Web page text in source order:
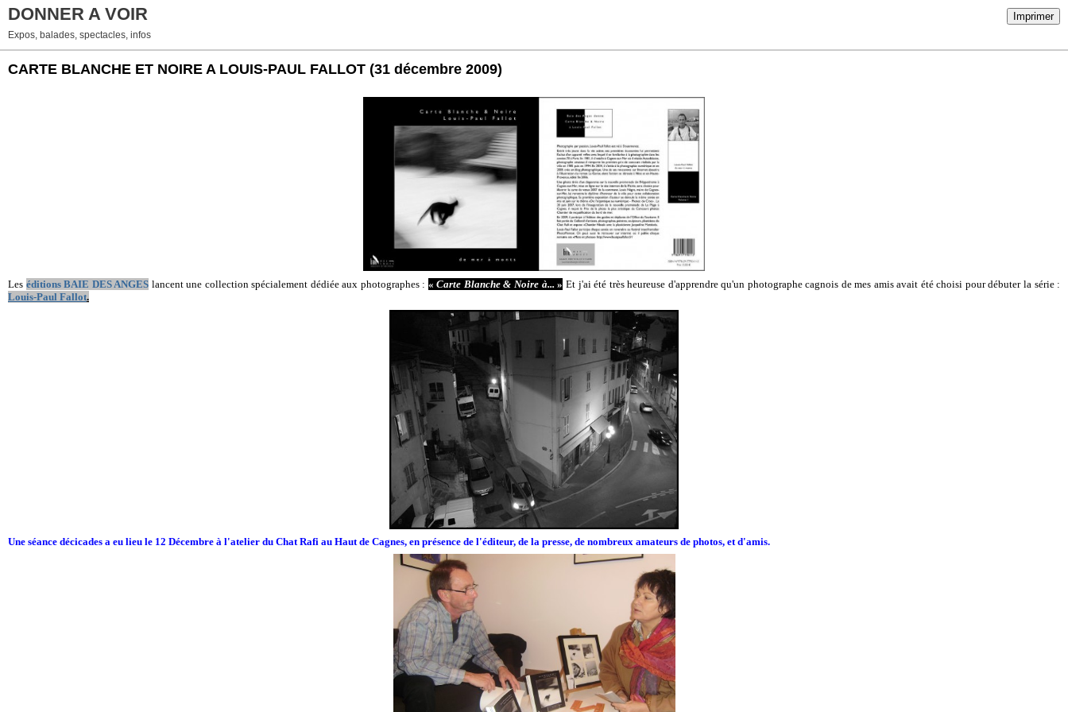
Imprimer
DONNER A VOIR
Expos, balades, spectacles, infos
CARTE BLANCHE ET NOIRE A LOUIS-PAUL FALLOT (31 décembre 2009)
Les éditions BAIE DES ANGES lancent une collection spécialement dédiée aux photographes : «Carte Blanche & Noire à... » :Et j'ai été très heureuse d'apprendre qu'un photographe cagnois de mes amis avait été choisi pour débuter la série :
Louis-Paul Fallot.
Une séance décicades a eu lieu le 12 Décembre à l'atelier du Chat Rafi au Haut de Cagnes, en présence de l'éditeur, de la presse, de nombreux amateurs de photos, et d'amis.